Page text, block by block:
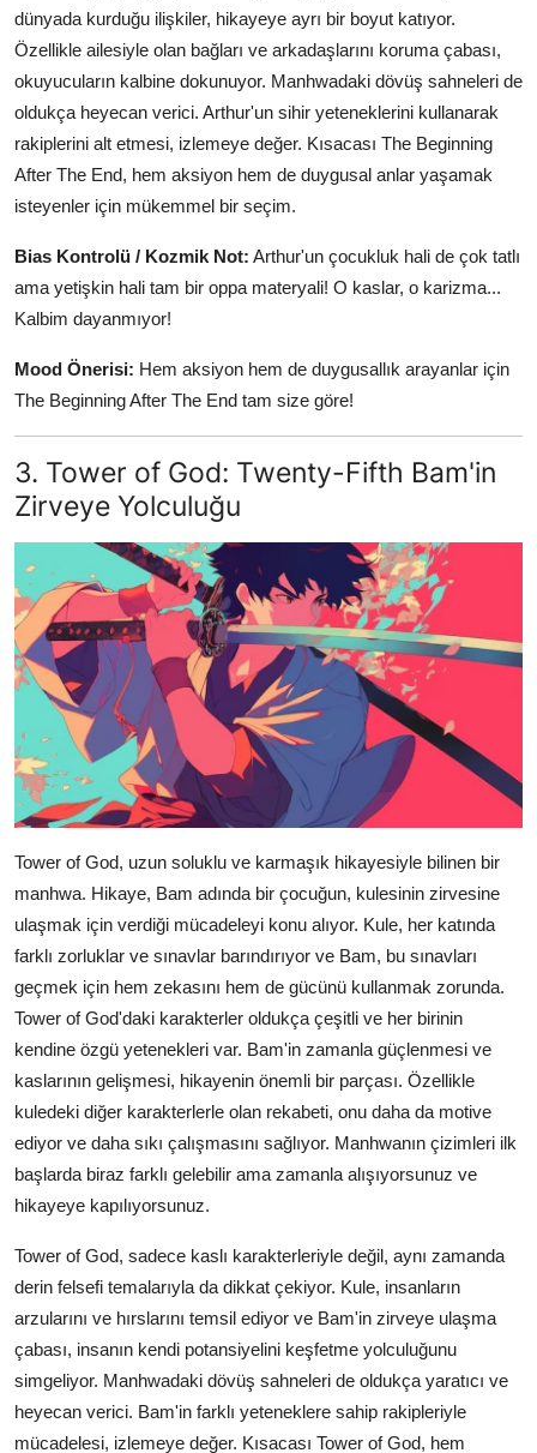
dünyada kurduğu ilişkiler, hikayeye ayrı bir boyut katıyor.
Özellikle ailesiyle olan bağları ve arkadaşlarını koruma çabası,
okuyucuların kalbine dokunuyor. Manhwadaki dövüş sahneleri de
oldukça heyecan verici. Arthur'un sihir yeteneklerini kullanarak
rakiplerini alt etmesi, izlemeye değer. Kısacası The Beginning
After The End, hem aksiyon hem de duygusal anlar yaşamak
isteyenler için mükemmel bir seçim.
Bias Kontrolü / Kozmik Not: Arthur'un çocukluk hali de çok tatlı
ama yetişkin hali tam bir oppa materyali! O kaslar, o karizma...
Kalbim dayanmıyor!
Mood Önerisi: Hem aksiyon hem de duygusallık arayanlar için
The Beginning After The End tam size göre!
3. Tower of God: Twenty-Fifth Bam'in
Zirveye Yolculuğu
Tower of God, uzun soluklu ve karmaşık hikayesiyle bilinen bir
manhwa. Hikaye, Bam adında bir çocuğun, kulesinin zirvesine
ulaşmak için verdiği mücadeleyi konu alıyor. Kule, her katında
farklı zorluklar ve sınavlar barındırıyor ve Bam, bu sınavları
geçmek için hem zekasını hem de gücünü kullanmak zorunda.
Tower of God'daki karakterler oldukça çeşitli ve her birinin
kendine özgü yetenekleri var. Bam'in zamanla güçlenmesi ve
kaslarının gelişmesi, hikayenin önemli bir parçası. Özellikle
kuledeki diğer karakterlerle olan rekabeti, onu daha da motive
ediyor ve daha sıkı çalışmasını sağlıyor. Manhwanın çizimleri ilk
başlarda biraz farklı gelebilir ama zamanla alışıyorsunuz ve
hikayeye kapılıyorsunuz.
Tower of God, sadece kaslı karakterleriyle değil, aynı zamanda
derin felsefi temalarıyla da dikkat çekiyor. Kule, insanların
arzularını ve hırslarını temsil ediyor ve Bam'in zirveye ulaşma
çabası, insanın kendi potansiyelini keşfetme yolculuğunu
simgeliyor. Manhwadaki dövüş sahneleri de oldukça yaratıcı ve
heyecan verici. Bam'in farklı yeteneklere sahip rakipleriyle
mücadelesi, izlemeye değer. Kısacası Tower of God, hem